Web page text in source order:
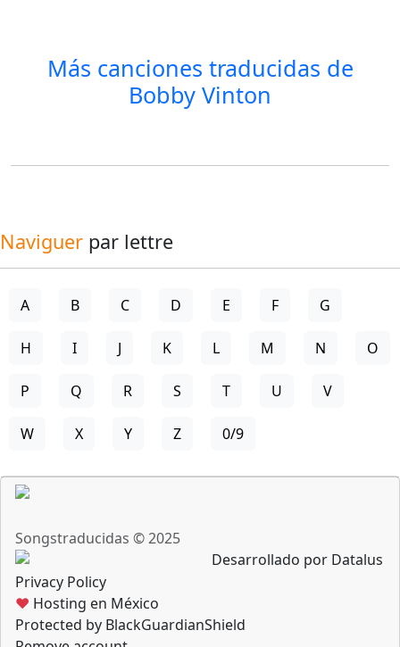
Más canciones traducidas de
Bobby Vinton
Naviguer par lettre
A B C D E F G
H I J K L M N O
P Q R S T U V
W X Y Z 0/9
Songstraducidas © 2025
Desarrollado por Datalus
Privacy Policy
♥ Hosting en México
Protected by BlackGuardianShield